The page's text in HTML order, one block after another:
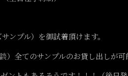
ンプル）を御試着頂けます。
全てのサンプルのお貸し出しが可